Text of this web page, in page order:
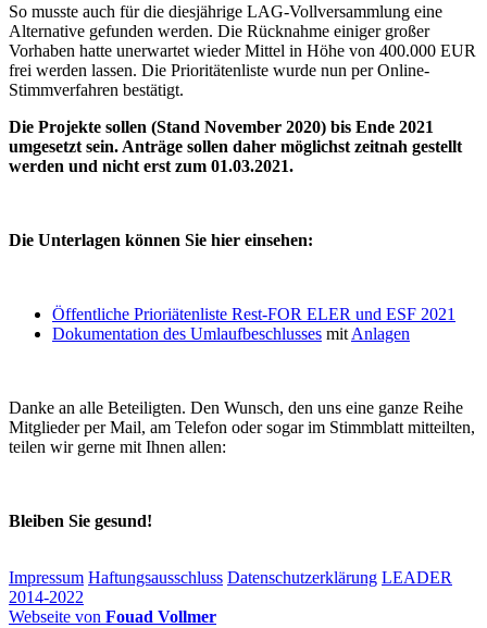
So musste auch für die diesjährige LAG-Vollversammlung eine
Alternative gefunden werden. Die Rücknahme einiger großer
Vorhaben hatte unerwartet wieder Mittel in Höhe von 400.000 EUR
frei werden lassen. Die Prioritätenliste wurde nun per Online-
Stimmverfahren bestätigt.
Die Projekte sollen (Stand November 2020) bis Ende 2021
umgesetzt sein. Anträge sollen daher möglichst zeitnah gestellt
werden und nicht erst zum 01.03.2021.
Die Unterlagen können Sie hier einsehen:
Öffentliche Prioriätenliste Rest-FOR ELER und ESF 2021
Dokumentation des Umlaufbeschlusses mit Anlagen
Danke an alle Beteiligten. Den Wunsch, den uns eine ganze Reihe
Mitglieder per Mail, am Telefon oder sogar im Stimmblatt mitteilten,
teilen wir gerne mit Ihnen allen:
Bleiben Sie gesund!
Impressum Haftungsausschluss Datenschutzerklärung LEADER
2014-2022
Webseite von Fouad Vollmer